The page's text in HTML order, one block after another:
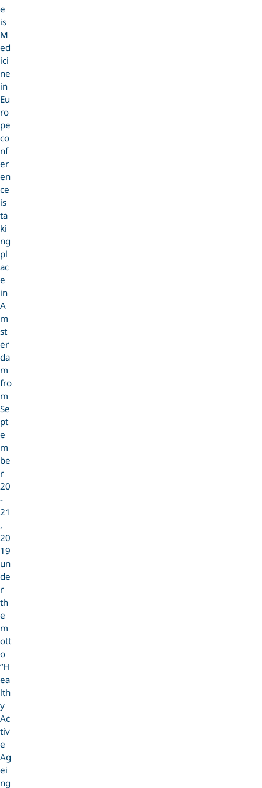
e
is
M
ed
ici
ne
in
Eu
ro
pe
co
nf
er
en
ce
is
ta
ki
ng
pl
ac
e
in
A
m
st
er
da
m
fro
m
Se
pt
e
m
be
r
20
-
21
,
20
19
un
de
r
th
e
m
ott
o
“H
ea
lth
y
Ac
tiv
e
Ag
ei
ng